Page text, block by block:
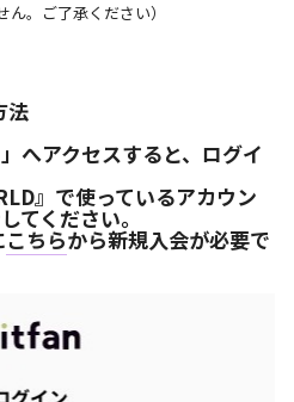
ん。ご了承ください）
法
へアクセスすると、ログイ
』で使っているアカウン
てください。
こちらから新規入会が必要で